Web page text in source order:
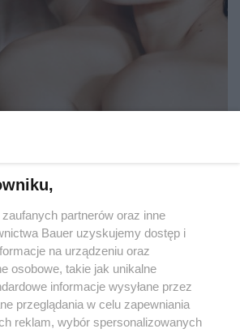
rozświetlają i wygładzają skórę.
akcji Stylowe ZAKUPY!
partnerów oraz inne
Bauer uzyskujemy dostęp i
na urządzeniu oraz
osobowe, takie jak unikalne
informacje wysyłane przez
przeglądania w celu zapewniania
reklam, wybór spersonalizowanych